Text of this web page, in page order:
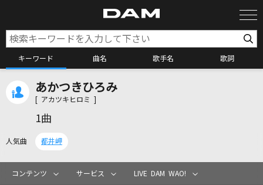
キーワード 曲名 歌手名 歌詞
カラオケ検索
カラオケリクエスト
あかつきひろみ
[ アカツキヒロミ ]
1曲
人気曲 都井岬
コンテンツ サービス LIVE DAM WAO!